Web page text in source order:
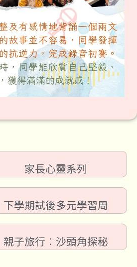
家長心靈系列
下學期試後多元學習周
親子旅行︰沙頭角探秘